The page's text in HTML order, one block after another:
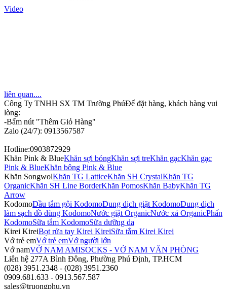
Video
liên quan....
Công Ty TNHH SX TM Trường PhúĐể đặt hàng, khách hàng vui
lòng:
-Bấm nút "Thêm Giỏ Hàng"
Zalo (24/7): 0913567587
Hotline:0903872929
Khăn Pink & BlueKhăn sợi bóngKhăn sợi treKhăn gạcKhăn gạc
Pink & BlueKhăn bông Pink & Blue
Khăn SongwolKhăn TG LatticeKhăn SH CrystalKhăn TG
OrganicKhăn SH Line BorderKhăn PomosKhăn BabyKhăn TG
Arrow
KodomoDầu tắm gội KodomoDung dịch giặt KodomoDung dịch
làm sạch đồ dùng KodomoNước giặt OrganicNước xả OrganicPhấn
KodomoSữa tắm KodomoSữa dưỡng da
Kirei KireiBọt rửa tay Kirei KireiSữa tắm Kirei Kirei
Vớ trẻ emVớ trẻ emVớ người lớn
Vớ namVỚ NAM AMISOCKS - VỚ NAM VĂN PHÒNG
Liên hệ 277A Bình Đông, Phường Phú Định, TP.HCM
(028) 3951.2348 - (028) 3951.2360
0909.681.633 - 0913.567.587
sales@truongphu.vn